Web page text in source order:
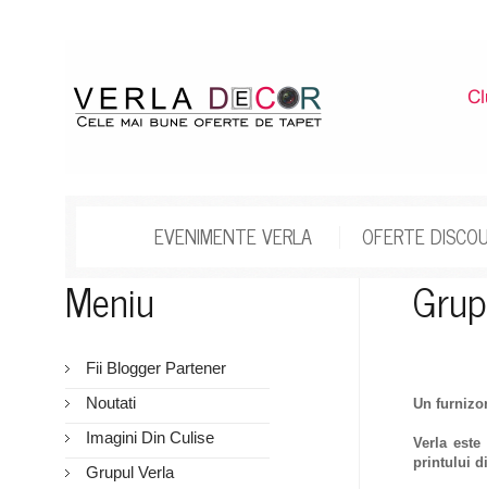
EVENIMENTE VERLA OFERTE
Un
Verla este
printului
Meniu
Fii Blogger Partener
Noutati
Imagini Din Culise
Grupul Verla